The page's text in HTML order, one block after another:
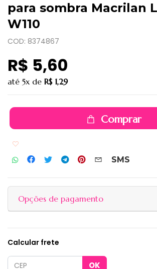
para sombra Macrilan
W110
COD: 8374867
R$ 5,60
até 5x de R$ 1,29
Comprar
SMS
Opções de pagamento
Calcular frete